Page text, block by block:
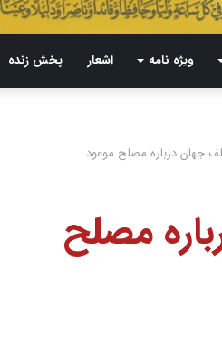
ویژه نامه اشعار پخش زنده
جهان درباره مصلح موعود
مصلح